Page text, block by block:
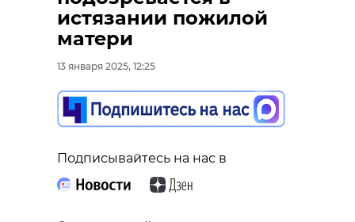
истязании пожилой
матери
13 января 2025, 12:25
Подписывайтесь на нас в